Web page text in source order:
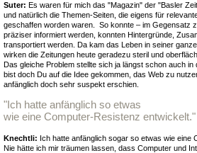
Suter: Es waren für mich das "Magazin" der "Basler
und natürlich die Themen-Seiten, die eigens für
geschaffen worden waren. So konnte – im Gegensatz
präziser informiert werden, konnten Hintergründe,
transportiert werden. Da kam das Leben in seiner
wirken die Zeitungen heute geradezu steril und
Das gleiche Problem stellte sich ja längst schon auch
bist doch Du auf die Idee gekommen, das Web zu
anfänglich doch sehr suspekt erschien.
"Ich hatte anfänglich so etwas
wie eine Computer-Resistenz entwickelt."
Knechtli: Ich hatte anfänglich sogar so etwas wie eine
Nie hätte ich mir träumen lassen, dass Computer und